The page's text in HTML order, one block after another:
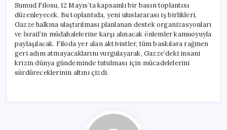
Sumud Filosu, 12 Mayıs’ta kapsamlı bir basın toplantısı
düzenleyecek. Bu toplantıda, yeni uluslararası iş birlikleri,
Gazze halkına ulaştırılması planlanan destek organizasyonları
ve İsrail’in müdahalelerine karşı alınacak önlemler kamuoyuyla
paylaşılacak. Filoda yer alan aktivistler, tüm baskılara rağmen
geri adım atmayacaklarını vurgulayarak, Gazze’deki insani
krizin dünya gündeminde tutulması için mücadelelerini
sürdüreceklerinin altını çizdi.